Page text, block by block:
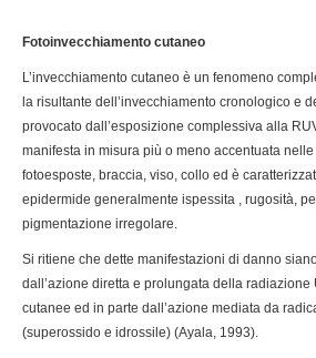
Fotoinvecchiamento cutaneo
L’invecchiamento cutaneo è un fenomeno
la risultante dell’invecchiamento cronologico e
provocato dall’esposizione complessiva alla
manifesta in misura più o meno accentuata
fotoesposte, braccia, viso, collo ed è
epidermide generalmente ispessita , rugosità,
pigmentazione irregolare.
Si ritiene che dette manifestazioni di danno
dall’azione diretta e prolungata della radiazione
cutanee ed in parte dall’azione mediata da
(superossido e idrossile) (Ayala, 1993).